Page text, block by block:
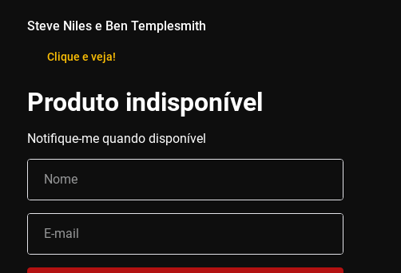
Steve Niles e Ben Templesmith
Clique e veja!